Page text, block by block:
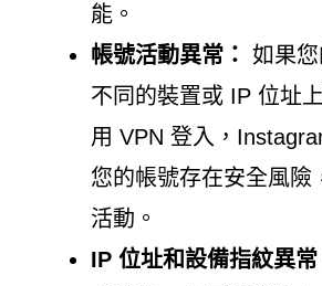
能。
帳號活動異常： 如果
不同的裝置或 IP 位址
用 VPN 登入，
您的帳號存在安全風險
活動。
IP 位址和設備指紋異常